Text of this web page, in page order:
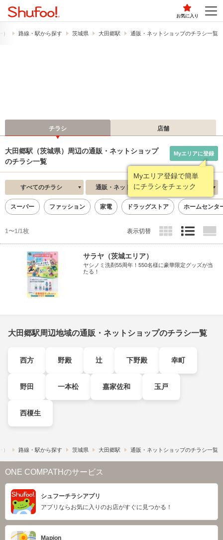
お気に入り
路線・駅から探す 茨城県 大田郷駅 通販・ネットショップのチラシ一覧
チラシ 店舗
大田郷駅（茨城県）周辺の通販・ネットショップ
のチラシ一覧
Myエリア登録で簡単
にチラシをチェック
Myエリアに登録
すべてのチラシ 通販・ネットショップ 新着順
スーパー ファッション 家電 ドラッグストア ホームセンタ
1〜1/1枚 表示切替
サラヤ（茨城エリア）
ヤシノミ洗剤55周年！550名様に豪華限定グッズが当
たる！
大田郷駅周辺地域の通販・ネットショップのチラシ一覧
西方 野殿 辻 下野殿 幸町
野田 一本松 嘉家佐和 玉戸
西榎生
路線・駅から探す 茨城県 大田郷駅 通販・ネットショップのチラシ一覧
ONE COMPATHのサービス
シュフーチラシアプリ
アプリならお気に入りのお店がすぐに見つかる！
Mapion